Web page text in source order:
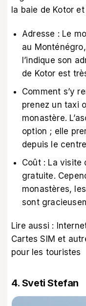
la baie de Kotor
Adresse : Le
au
l’indique son
de Kotor est
Comment s’y
prenez un taxi
monastère.
option ; elle
depuis le
Coût : La visite
gratuite.
monastères,
sont
Lire aussi :
Cartes SIM et
pour les touristes
4. Sveti Stefan